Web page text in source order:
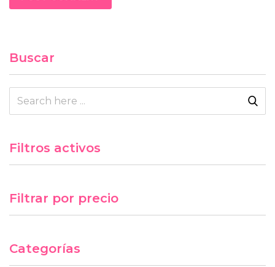
Buscar
Filtros activos
Filtrar por precio
Categorías